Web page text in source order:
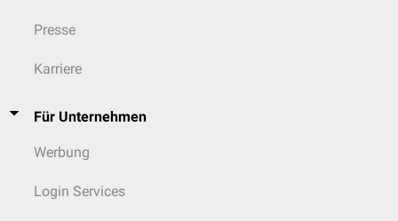
Presse
Karriere
Für Unternehmen
Werbung
Login Services